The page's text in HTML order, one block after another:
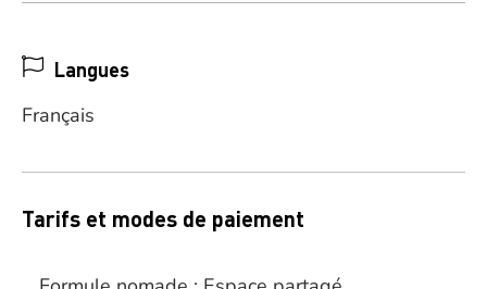
Langues
Français
Tarifs et modes de paiement